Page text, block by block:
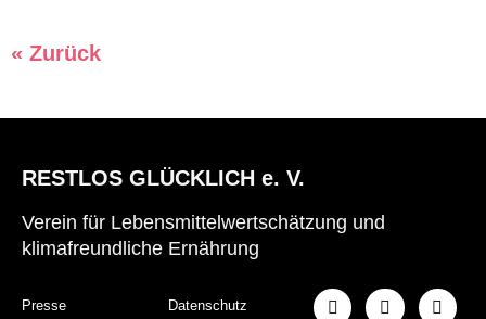
« Zurück
RESTLOS GLÜCKLICH e. V.
Verein für Lebensmittelwertschätzung und
klimafreundliche Ernährung
Presse Datenschutz